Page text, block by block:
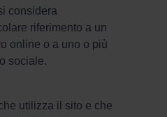
considera
riferimento a un
online o a uno o più
sociale.
utilizza il sito e che